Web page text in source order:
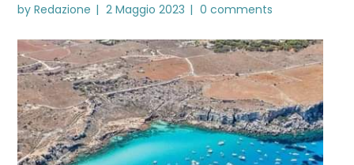
byRedazione 2 Maggio 2023 0 comments